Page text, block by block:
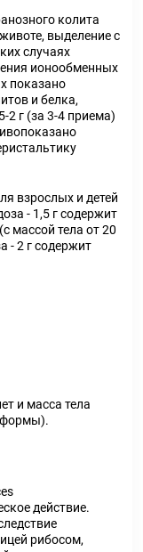
колита
выделение с
случаях
ионообменных
показано
и белка,
2 г (за 3-4 приема)
взрослых и детей
- 1,5 г содержит
массой тела от 20
- 2 г содержит
и масса тела
формы).
действие.
рибосом,